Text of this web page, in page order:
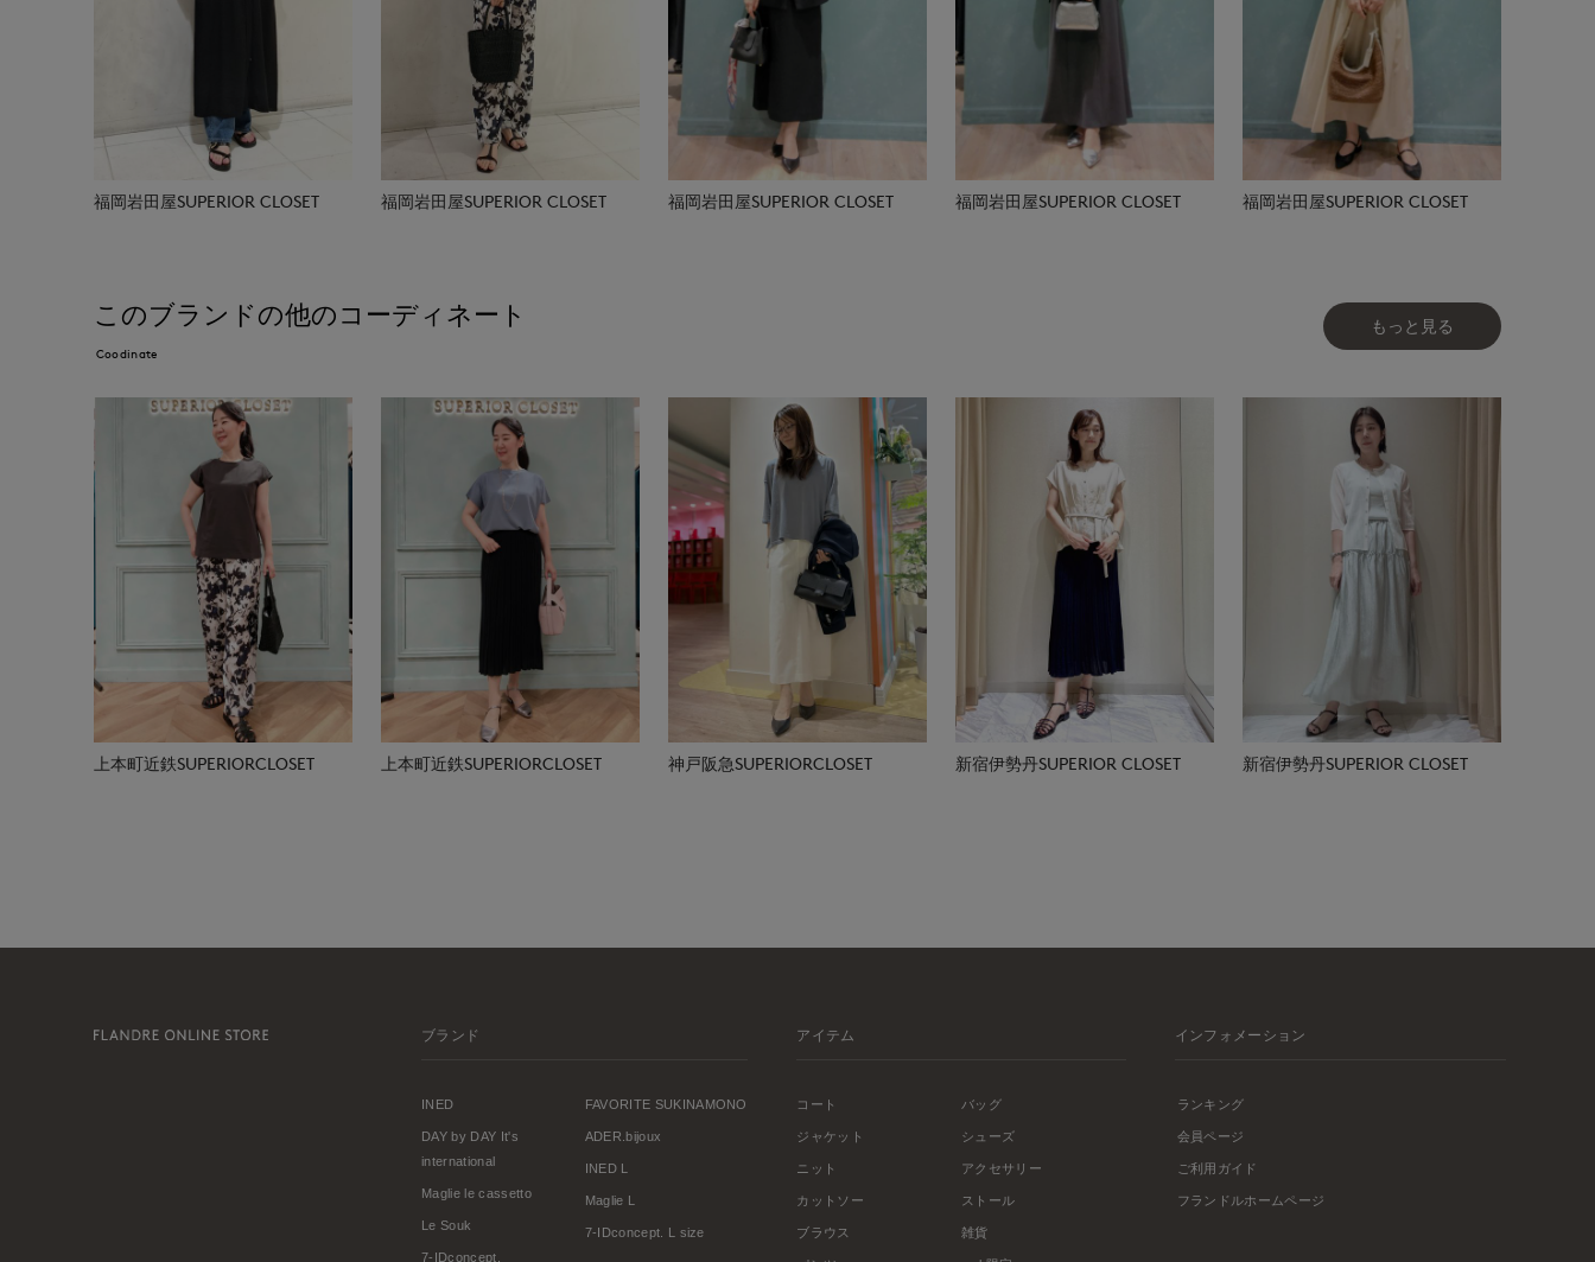
福岡岩田屋SUPERIOR CLOSET 福岡岩田屋SUPERIOR CLOSET 福岡岩田屋SUPERIOR CLOSET 福岡岩田屋SUPERIOR CLOSET 福岡岩田屋SUPERIOR CLOSET
このブランドの他のコーディネート
Coodinate
もっと見る
上本町近鉄SUPERIORCLOSET 上本町近鉄SUPERIORCLOSET 神戸阪急SUPERIORCLOSET 新宿伊勢丹SUPERIOR CLOSET 新宿伊勢丹SUPERIOR CLOSET
ブランド
INED
DAY by DAY It's
international
Maglie le cassetto
Le Souk
7-IDconcept.
FAVORITE SUKINAMONO
ADER.bijoux
INED L
Maglie L
7-IDconcept. L size
アイテム
コート
ジャケット
ニット
カットソー
ブラウス
バッグ
シューズ
アクセサリー
ストール
雑貨
インフォメーション
ランキング
会員ページ
ご利用ガイド
フランドルホームページ